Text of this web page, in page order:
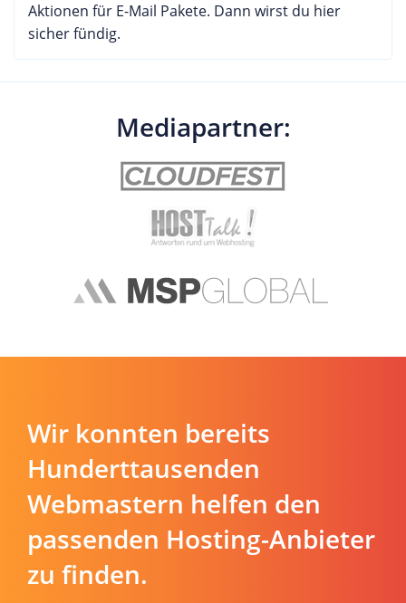
Aktionen für E-Mail Pakete. Dann wirst du hier
sicher fündig.
Mediapartner:
Wir konnten bereits
Hunderttausenden
Webmastern helfen den
passenden Hosting-Anbieter
zu finden.